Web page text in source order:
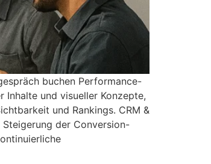
buchen Performance-
Inhalte und visueller Konzepte,
und Rankings. CRM &
der Conversion-